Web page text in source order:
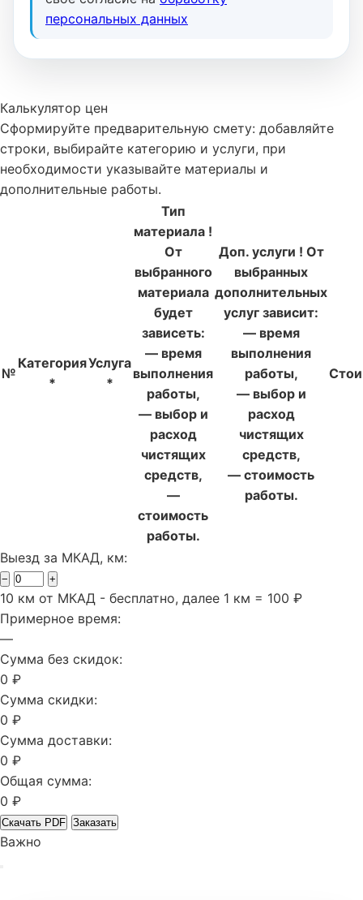
персональных данных
Калькулятор цен
Сформируйте предварительную смету: добавляйте
строки, выбирайте категорию и услуги, при
необходимости указывайте материалы и
дополнительные работы.
№
Категория
*
Услуга
*
Тип
материала !
От
выбранного
материала
будет
зависеть:
— время
выполнения
работы,
— выбор и
расход
чистящих
средств,
—
стоимость
работы.
Доп. услуги ! От
выбранных
дополнительных
услуг зависит:
— время
выполнения
работы,
— выбор и
расход
чистящих
средств,
— стоимость
работы.
Выезд за МКАД, км:
− +
10 км от МКАД - бесплатно, далее 1 км = 100 ₽
Примерное время:
—
Сумма без скидок:
0 ₽
Сумма скидки:
0 ₽
Сумма доставки:
0 ₽
Общая сумма:
0 ₽
Скачать PDF Заказать
Важно